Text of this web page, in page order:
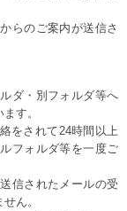
らのご案内が送信さ
ダ・別フォルダ等へ
す。
をされて24時間以上
フォルダ等を一度ご
信されたメールの受
ん。